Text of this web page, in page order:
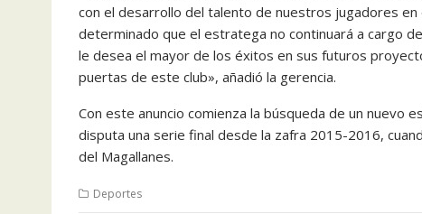
con el desarrollo del talento de nuestros jugadores en
determinado que el estratega no continuará a cargo
le desea el mayor de los éxitos en sus futuros
puertas de este club», añadió la gerencia.
Con este anuncio comienza la búsqueda de un nuevo
disputa una serie final desde la zafra 2015-2016,
del Magallanes.
Deportes